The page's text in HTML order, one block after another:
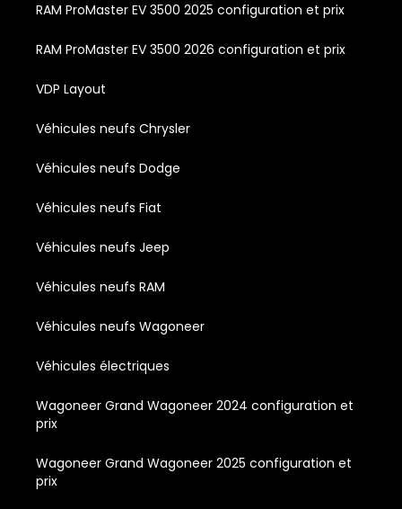
RAM ProMaster EV 3500 2025 configuration et prix
RAM ProMaster EV 3500 2026 configuration et prix
VDP Layout
Véhicules neufs Chrysler
Véhicules neufs Dodge
Véhicules neufs Fiat
Véhicules neufs Jeep
Véhicules neufs RAM
Véhicules neufs Wagoneer
Véhicules électriques
Wagoneer Grand Wagoneer 2024 configuration et
prix
Wagoneer Grand Wagoneer 2025 configuration et
prix